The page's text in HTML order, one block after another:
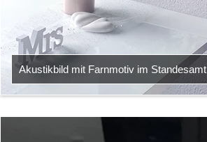
Akustikbild mit Farnmotiv im Standesamt